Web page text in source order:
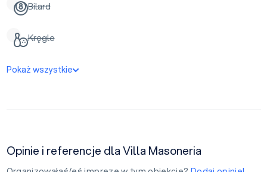
Bilard
Kręgle
Pokaż wszystkie
Opinie i referencje dla Villa Masoneria